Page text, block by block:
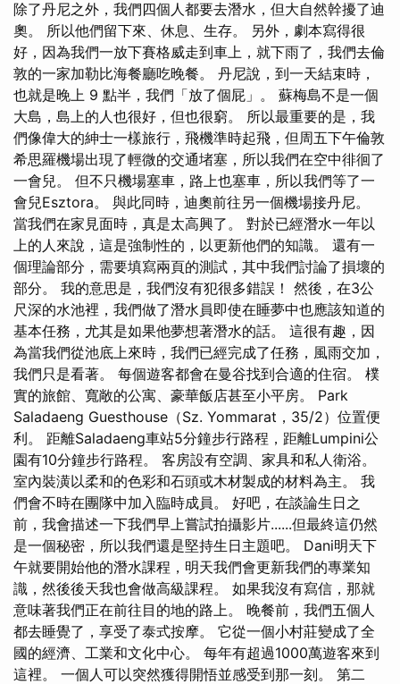
除了丹尼之外，我們四個人都要去潛水，但大自然幹擾了迪
奧。 所以他們留下來、休息、生存。 另外，劇本寫得很
好，因為我們一放下賽格威走到車上，就下雨了，我們去倫
敦的一家加勒比海餐廳吃晚餐。 丹尼說，到一天結束時，
也就是晚上 9 點半，我們「放了個屁」。 蘇梅島不是一個
大島，島上的人也很好，但也很窮。 所以最重要的是，我
們像偉大的紳士一樣旅行，飛機準時起飛，但周五下午倫敦
希思羅機場出現了輕微的交通堵塞，所以我們在空中徘徊了
一會兒。 但不只機場塞車，路上也塞車，所以我們等了一
會兒Esztora。 與此同時，迪奧前往另一個機場接丹尼。
當我們在家見面時，真是太高興了。 對於已經潛水一年以
上的人來說，這是強制性的，以更新他們的知識。 還有一
個理論部分，需要填寫兩頁的測試，其中我們討論了損壞的
部分。 我的意思是，我們沒有犯很多錯誤！ 然後，在3公
尺深的水池裡，我們做了潛水員即使在睡夢中也應該知道的
基本任務，尤其是如果他夢想著潛水的話。 這很有趣，因
為當我們從池底上來時，我們已經完成了任務，風雨交加，
我們只是看著。 每個遊客都會在曼谷找到合適的住宿。 樸
實的旅館、寬敞的公寓、豪華飯店甚至小平房。 Park
Saladaeng Guesthouse（Sz. Yommarat，35/2）位置便
利。 距離Saladaeng車站5分鐘步行路程，距離Lumpini公
園有10分鐘步行路程。 客房設有空調、家具和私人衛浴。
室內裝潢以柔和的色彩和石頭或木材製成的材料為主。 我
們會不時在團隊中加入臨時成員。 好吧，在談論生日之
前，我會描述一下我們早上嘗試拍攝影片......但最終這仍然
是一個秘密，所以我們還是堅持生日主題吧。 Dani明天下
午就要開始他的潛水課程，明天我們會更新我們的專業知
識，然後後天我也會做高級課程。 如果我沒有寫信，那就
意味著我們正在前往目的地的路上。 晚餐前，我們五個人
都去睡覺了，享受了泰式按摩。 它從一個小村莊變成了全
國的經濟、工業和文化中心。 每年有超過1000萬遊客來到
這裡。 一個人可以突然獲得開悟並感受到那一刻。 第二